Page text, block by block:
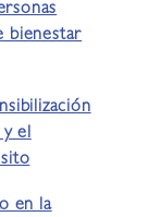
bienestar
y el
en la